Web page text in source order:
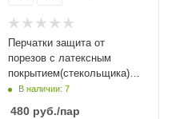
Перчатки защита от
порезов с латексным
покрытием(стекольщика)
Гранит Fiberon
В наличии: 7
480руб./пар